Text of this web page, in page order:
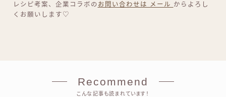
レシピ考案、企業コラボの お問い合わせは メール からよろし
くお願いします♡
Recommend
こんな記事も読まれています！